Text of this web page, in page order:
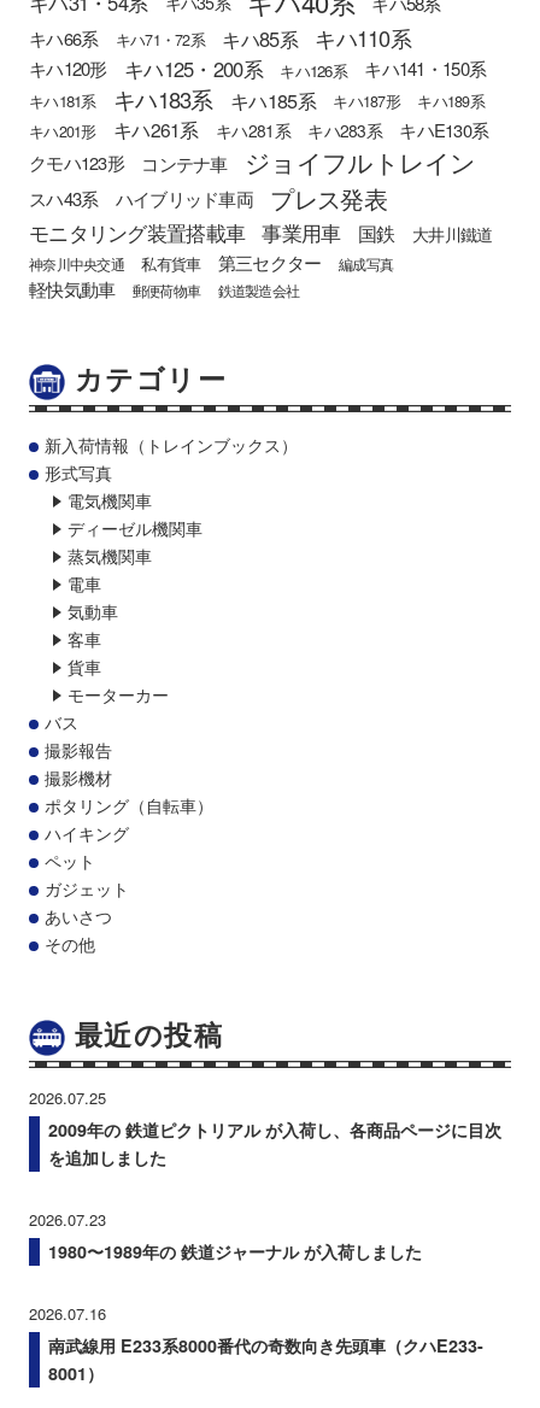
キハ66系 キハ71・72系 キハ85系 キハ110系
キハ120形 キハ125・200系 キハ126系 キハ141・150系
キハ181系 キハ183系 キハ185系 キハ187形
キハ189系
キハ201形
キハ261系 キハ281系 キハ283系
キハE130系
クモハ123形
コンテナ車 ジョイフルトレイン
スハ43系 ハイブリッド車両 プレス発表
モニタリング装置搭載車 事業用車 国鉄 大井川鐵道
神奈川中央交通 私有貨車 第三セクター 編成写真
軽快気動車 郵便荷物車 鉄道製造会社
カテゴリー
新入荷情報（トレインブックス）
形式写真
電気機関車
ディーゼル機関車
蒸気機関車
電車
気動車
客車
貨車
モーターカー
バス
撮影報告
撮影機材
ポタリング（自転車）
ハイキング
ペット
ガジェット
あいさつ
その他
最近の投稿
2026.07.25
2009年の 鉄道ピクトリアル が入荷し、各商品ページに目次
を追加しました
2026.07.23
1980〜1989年の 鉄道ジャーナル が入荷しました
2026.07.16
南武線用 E233系8000番代の奇数向き先頭車（クハE233-
8001）